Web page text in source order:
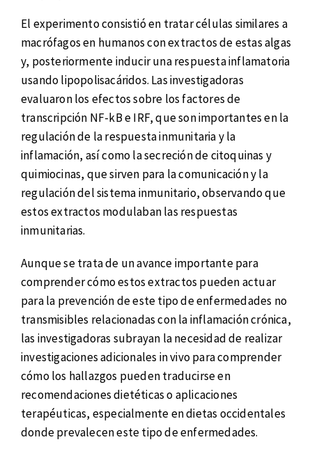
El experimento consistió en tratar células similares a
macrófagos en humanos con extractos de estas algas
y, posteriormente inducir una respuesta inflamatoria
usando lipopolisacáridos. Las investigadoras
evaluaron los efectos sobre los factores de
transcripción NF-kB e IRF, que son importantes en la
regulación de la respuesta inmunitaria y la
inflamación, así como la secreción de citoquinas y
quimiocinas, que sirven para la comunicación y la
regulación del sistema inmunitario, observando que
estos extractos modulaban las respuestas
inmunitarias.
Aunque se trata de un avance importante para
comprender cómo estos extractos pueden actuar
para la prevención de este tipo de enfermedades no
transmisibles relacionadas con la inflamación crónica,
las investigadoras subrayan la necesidad de realizar
investigaciones adicionales in vivo para comprender
cómo los hallazgos pueden traducirse en
recomendaciones dietéticas o aplicaciones
terapéuticas, especialmente en dietas occidentales
donde prevalecen este tipo de enfermedades.